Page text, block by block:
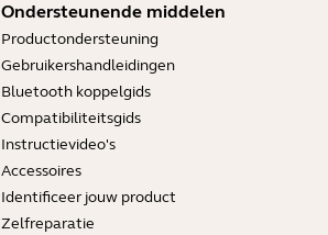
Ondersteunende middelen
Productondersteuning
Gebruikershandleidingen
Bluetooth koppelgids
Compatibiliteitsgids
Instructievideo's
Accessoires
Identificeer jouw product
Zelfreparatie